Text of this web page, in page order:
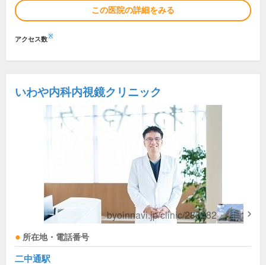
この医院の詳細をみる
アクセス数※
いわや内科内視鏡クリニック
所在地・電話番号
二中通駅